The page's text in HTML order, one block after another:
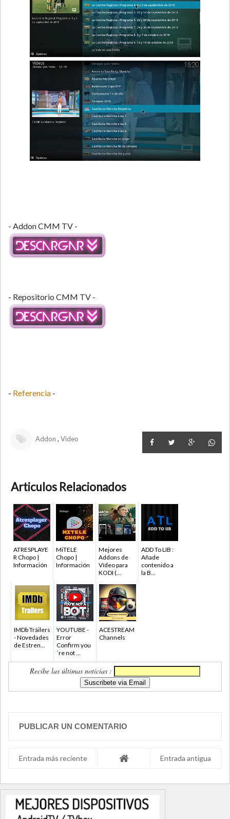
- Addon CMM TV -
- Repositorio CMM TV -
- Referencia -
Addon , Video
Articulos Relacionados
ATRESPLAYE
R Chopo |
Información
MiTELE
Chopo |
Información
Mejores
Addons de
Vídeo para
KODI (...
ADD To LIB :
Añade
contenido a
la B...
IMDb Tráilers
- Novedades
de Estren...
YOUTUBE -
Error
Confirm you
´re not ...
ACESTREAM
Channels
Recibe las últimas noticias :
PUBLICAR UN COMENTARIO
Entrada más reciente Entrada antigua